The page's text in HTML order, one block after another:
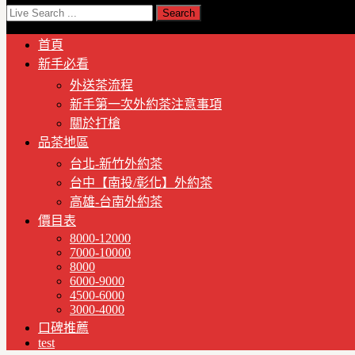
首頁
新手必看
外送茶流程
新手第一次外約茶注意事項
關於打槍
品茶地區
台北-新竹外約茶
台中【南投/彰化】外約茶
高雄-台南外約茶
價目表
8000-12000
7000-10000
8000
6000-9000
4500-6000
3000-4000
口碑推薦
test